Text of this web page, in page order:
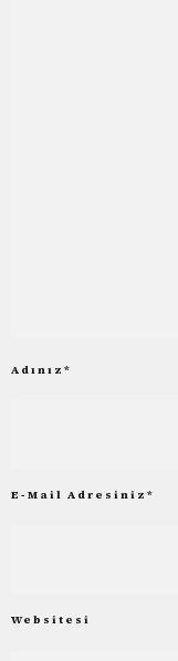
Adınız *
E-Mail Adresiniz *
Websitesi